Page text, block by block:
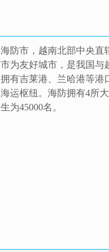
海防市，越南北部中央直
市为友好城市，是我国与
拥有吉莱港、兰哈港等港
海运枢纽。海防拥有4所
生为45000名。